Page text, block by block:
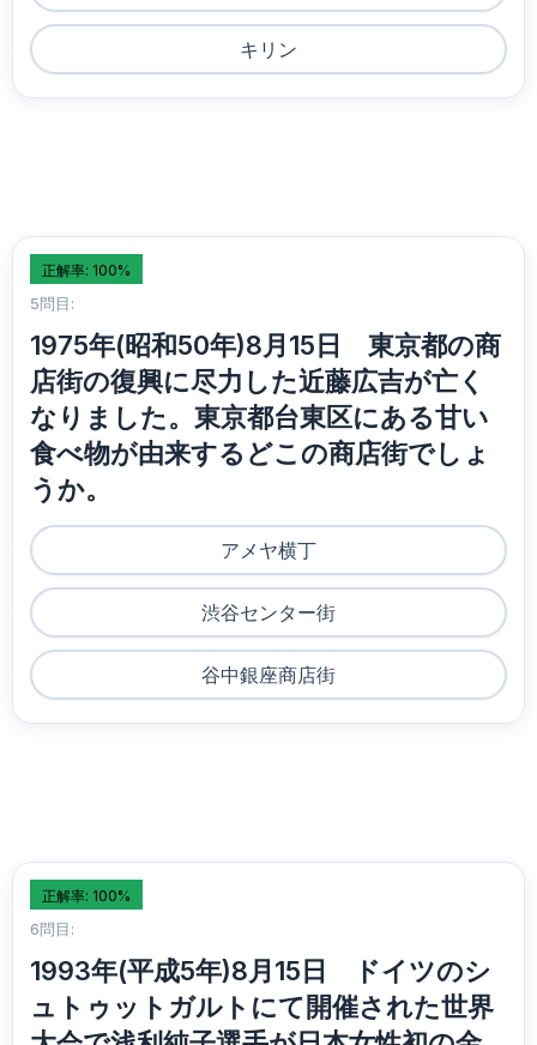
キリン
正解率: 100%
5問目:
1975年(昭和50年)8月15日 東京都の商
店街の復興に尽力した近藤広吉が亡く
なりました。東京都台東区にある甘い
食べ物が由来するどこの商店街でしょ
うか。
アメヤ横丁
渋谷センター街
谷中銀座商店街
正解率: 100%
6問目:
1993年(平成5年)8月15日 ドイツのシ
ュトゥットガルトにて開催された世界